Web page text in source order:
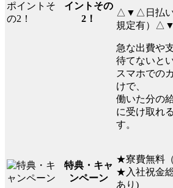
イントその
2！
△▼△日払い
規定有）
急な出費や
待てないと
スマホでの
けで、
働いた分の
に受け取れ
す。
特典・キャ
ンペーン
★寮費無料
★入社祝金
あり)